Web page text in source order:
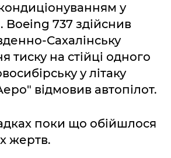
у
Boeing 737 здійснив
Сахалінську
тиску на стійці одного
у літаку
відмовив автопілот.
поки що обійшлося
жертв.